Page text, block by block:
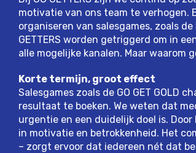
motivatie van ons team te verhogen.
organiseren van salesgames, zoals
GETTERS worden getriggerd om in
alle mogelijke kanalen. Maar waarom
Korte termijn, groot effect
Salesgames zoals de GO GET GOLD
resultaat te boeken. We weten dat
urgentie en een duidelijk doel is.
in motivatie en betrokkenheid. Het
– zorgt ervoor dat iedereen nét dat